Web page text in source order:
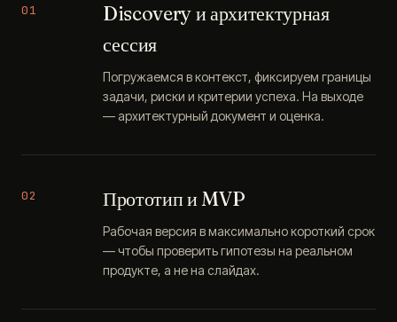
01
Discovery и архитектурная
сессия
Погружаемся в контекст, фиксируем границы
задачи, риски и критерии успеха. На выходе
— архитектурный документ и оценка.
02 Прототип и MVP
Рабочая версия в максимально короткий срок
— чтобы проверить гипотезы на реальном
продукте, а не на слайдах.